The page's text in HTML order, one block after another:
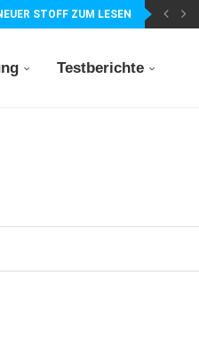
STOFF ZUM LESEN
Testberichte